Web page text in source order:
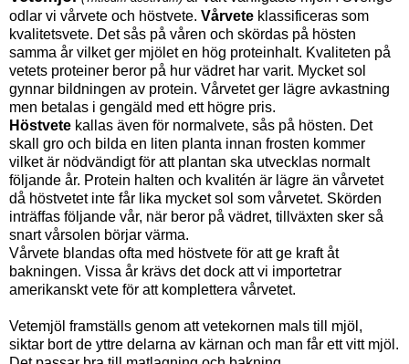
odlar vi vårvete och höstvete. Vårvete klassificeras som
kvalitetsvete. Det sås på våren och skördas på hösten
samma år vilket ger mjölet en hög proteinhalt. Kvaliteten på
vetets proteiner beror på hur vädret har varit. Mycket sol
gynnar bildningen av protein. Vårvetet ger lägre avkastning
men betalas i gengäld med ett högre pris.
Höstvete kallas även för normalvete, sås på hösten. Det
skall gro och bilda en liten planta innan frosten kommer
vilket är nödvändigt för att plantan ska utvecklas normalt
följande år. Protein halten och kvalitén är lägre än vårvetet
då höstvetet inte får lika mycket sol som vårvetet. Skörden
inträffas följande vår, när beror på vädret, tillväxten sker så
snart vårsolen börjar värma.
Vårvete blandas ofta med höstvete för att ge kraft åt
bakningen. Vissa år krävs det dock att vi importetrar
amerikanskt vete för att komplettera vårvetet.
Vetemjöl framställs genom att vetekornen mals till mjöl,
siktar bort de yttre delarna av kärnan och man får ett vitt mjöl.